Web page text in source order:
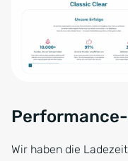
Wir haben die